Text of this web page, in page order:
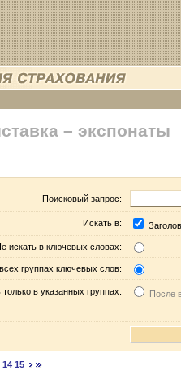
– экспонаты
Поисковый запрос:
Искать в:
искать в ключевых словах:
группах ключевых слов:
только в указанных группах: После
14 15